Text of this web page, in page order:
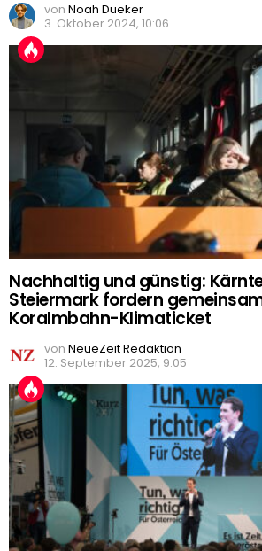
von Noah Dueker
3. Oktober 2024, 10:06
Nachhaltig und günstig:
Steiermark fordern
Koralmbahn-Klimaticket
von NeueZeit Redaktion
12. September 2025, 9:05